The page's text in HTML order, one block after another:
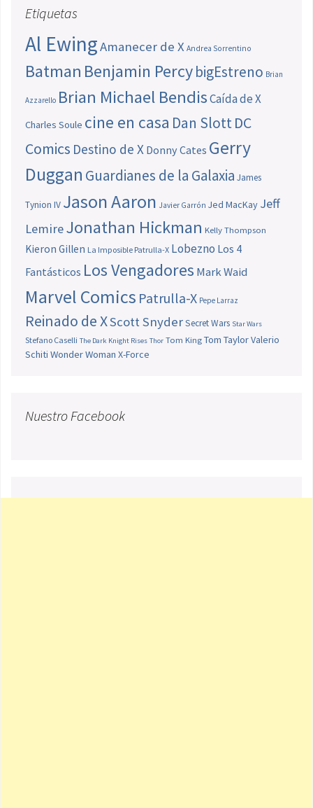
Etiquetas
Al EwingAmanecer de X Andrea Sorrentino
Batman Benjamin PercybigEstreno Brian
Azzarello Brian Michael BendisCaída de X
Charles Soule cine en casa Dan SlottDC
Comics Destino de X Donny Cates Gerry
Duggan Guardianes de la Galaxia James
Tynion IV Jason Aaron Javier Garrón Jed MacKay Jeff
LemireJonathan Hickman Kelly Thompson
Kieron Gillen La Imposible Patrulla-X Lobezno Los 4
Fantásticos Los Vengadores Mark Waid
Marvel Comics Patrulla-X Pepe Larraz
Reinado de XScott SnyderSecret Wars Star Wars
Stefano Caselli The Dark Knight Rises Thor Tom King Tom TaylorValerio
Schiti Wonder Woman X-Force
Nuestro Facebook